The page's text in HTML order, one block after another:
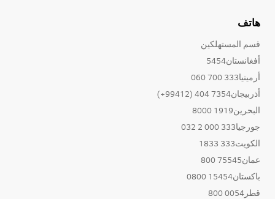
هاتف
قسم المستهلكين
أفغانستان5454
أرمينيا333 700 060
أذربيجان7354 404 (99412+)
البحرين1919 8000
جورجيا333 000 2 032
الكويت333 1833
عمان75545 800
باكستان15454 0800
قطر0054 800